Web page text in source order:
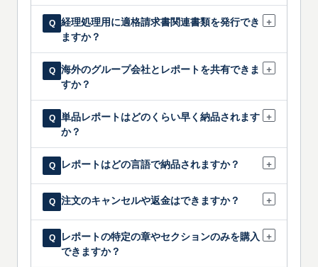
法人のお客様には、ご注文時の確認を前提と
して、請求書払いに対応可能な場合がございま
す。貴社の購買部門と条件を確認しながら進めま
Q
経理処理用に適格請求書関連書類を発行でき
ますか？
+
該当する場合に限り、ご要望に応じて適格請
求書関連情報およびその他の税務書類を発行いた
します。お問い合わせ時に具体的な要件をお知ら
せください。弊社にてご提供可能な内容を確認し
ます。
Q
海外のグループ会社とレポートを共有できま
すか？
+
海外子会社を含む関連グループ会社間での共
有は、より広い範囲のライセンス契約により対応
できる場合がございます。正確な範囲はお見積り
Q
単品レポートはどのくらい早く納品されます
か？
+
デジタル形式（PDF、Excel、PowerPoint、BI
Dashboard）は、ご注文確定後、通常1営業日以内
にメールで納品します。Book（印刷版）は納品先
住所により異なりますが、通常3〜7営業日以内に
発送します。
Q レポートはどの言語で納品されますか？ +
レポートは英語および日本語でご利用いただ
けます。ご注文時にご希望の言語をお選びくださ
い。具体的な対応状況は、各レポートの購入ペー
ジに掲載しています。
Q 注文のキャンセルや返金はできますか？ +
単品レポートの納品後（ダウンロードまたは
発送後）は、原則としてキャンセルはできませ
ん。納品前のキャンセルまたは内容変更について
Q
レポートの特定の章やセクションのみを購入
できますか？
+